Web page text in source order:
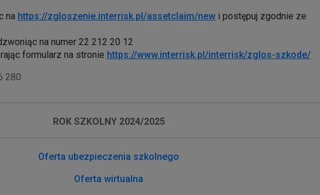
na https://zgloszenie.interrisk.pl/assetclaim/new i postępuj zgodnie ze
na numer 22 212 20 12
formularz na stronie https://www.interrisk.pl/interrisk/zglos-szkode/
280
ROK SZKOLNY 2024/2025
Oferta ubezpieczenia szkolnego
Oferta wirtualna